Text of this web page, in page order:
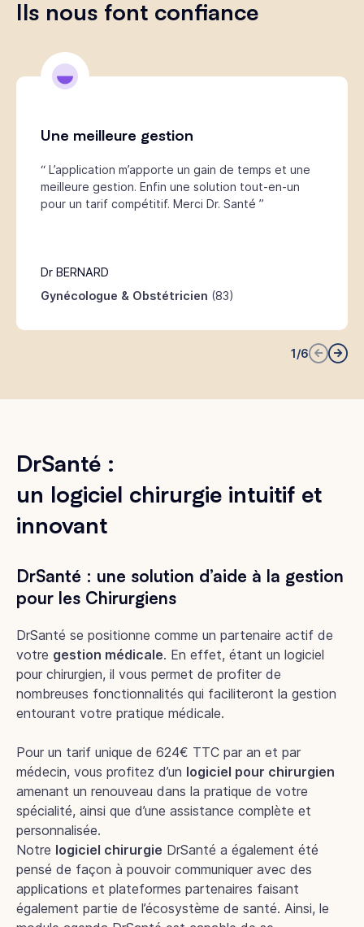
Ils nous font confiance
1/6
Une meilleure gestion
“ L’application m’apporte un gain de temps et une
meilleure gestion. Enfin une solution tout-en-un
pour un tarif compétitif. Merci Dr. Santé ”
Dr BERNARD
Gynécologue & Obstétricien (83)
DrSanté :
un logiciel chirurgie intuitif et
innovant
DrSanté : une solution d’aide à la gestion
pour les Chirurgiens
DrSanté se positionne comme un partenaire actif de
votre gestion médicale. En effet, étant un logiciel
pour chirurgien, il vous permet de profiter de
nombreuses fonctionnalités qui faciliteront la gestion
entourant votre pratique médicale.
Pour un tarif unique de 624€ TTC par an et par
médecin, vous profitez d’un logiciel pour chirurgien
amenant un renouveau dans la pratique de votre
spécialité, ainsi que d’une assistance complète et
personnalisée.
Notre logiciel chirurgie DrSanté a également été
pensé de façon à pouvoir communiquer avec des
applications et plateformes partenaires faisant
également partie de l’écosystème de santé. Ainsi, le